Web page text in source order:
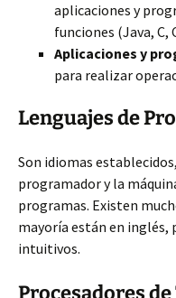
aplicaciones y
funciones (Java, C,
Aplicaciones y
para realizar
Lenguajes de
Son idiomas establecidos,
programador y la
programas. Existen
mayoría están en inglés,
intuitivos.
Procesadores